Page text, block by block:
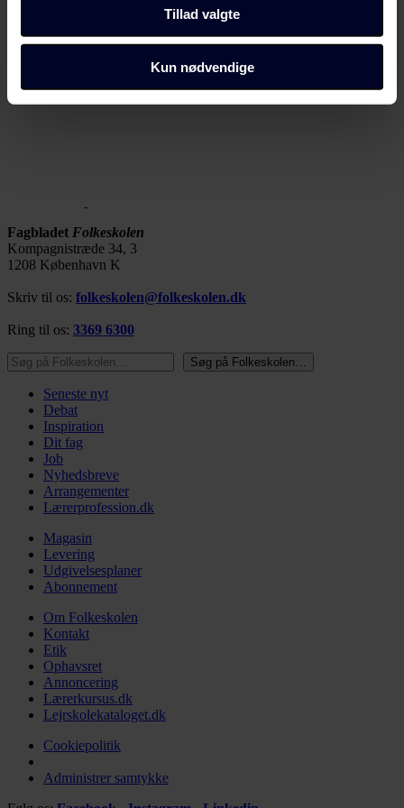
Dine valg anvendes på alle Fagbladet Folkeskolens
domæner. Få mere at vide om, hvem vi er, hvordan du
kan kontakte os, og hvordan vi behandler persondata i
Tillad valgte
Kun nødvendige
Fagbladet Folkeskolen
Kompagnistræde 34, 3
1208 København K
Skriv til os: folkeskolen@folkeskolen.dk
Ring til os: 3369 6300
Søg på Folkeskolen…
Søg på Folkeskolen…
Seneste nyt
Debat
Inspiration
Dit fag
Job
Nyhedsbreve
Arrangementer
Lærerprofession.dk
Magasin
Levering
Udgivelsesplaner
Abonnement
Om Folkeskolen
Kontakt
Etik
Ophavsret
Annoncering
Lærerkursus.dk
Lejrskolekataloget.dk
Cookiepolitik
Administrer samtykke